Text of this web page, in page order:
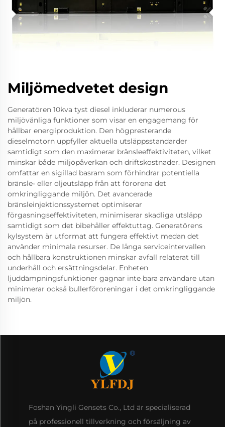
Miljömedvetet design
Generatören 10kva tyst diesel inkluderar numerous
miljövänliga funktioner som visar en engagemang för
hållbar energiproduktion. Den högpresterande
dieselmotorn uppfyller aktuella utsläppsstandarder
samtidigt som den maximerar bränsleeffektiviteten, vilket
minskar både miljöpåverkan och driftskostnader. Designen
omfattar en sigillad basram som förhindrar potentiella
bränsle- eller oljeutsläpp från att förorena det
omkringliggande miljön. Det avancerade
bränsleinjektionssystemet optimiserar
förgasningseffektiviteten, minimiserar skadliga utsläpp
samtidigt som det bibehåller effektuttag. Generatörens
kylsystem är utformat att fungera effektivt medan det
använder minimala resurser. De långa serviceintervallen
och hållbara konstruktionen minskar avfall relaterat till
underhåll och ersättningsdelar. Enheten
ljuddämpningsfunktioner gagnar inte bara användare utan
minimerar också bullerföroreningar i det omkringliggande
miljön.
Foshan Yingli Gensets Co., Ltd är specialiserad
på professionell tillverkning och försäljning av